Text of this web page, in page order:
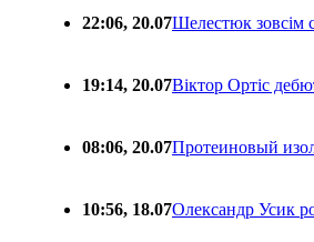
22:06, 20.07Шелестюк зовсім
19:14, 20.07Віктор Ортіс
08:06, 20.07Протеиновый
10:56, 18.07Олександр Усик